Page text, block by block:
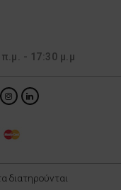
- 17:30 μ.μ
διατηρούνται